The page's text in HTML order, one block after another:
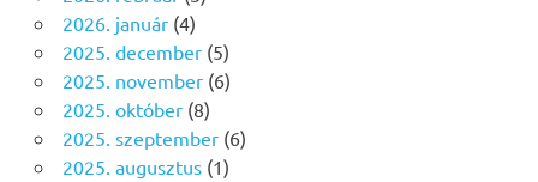
2026. január(4)
2025. december(5)
2025. november(6)
2025. október(8)
2025. szeptember(6)
2025. augusztus(1)